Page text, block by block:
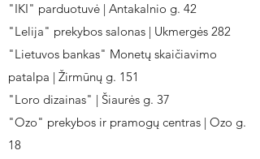
"IKI" parduotuvė | Antakalnio g. 42
"Lelija" prekybos salonas | Ukmergės 282
"Lietuvos bankas" Monetų skaičiavimo
patalpa | Žirmūnų g. 151
"Loro dizainas" | Šiaurės g. 37
"Ozo" prekybos ir pramogų centras | Ozo g.
18